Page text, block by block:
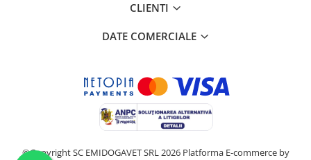
CLIENTI
DATE COMERCIALE
©Copyright SC EMIDOGAVET SRL 2026 Platforma E-commerce by